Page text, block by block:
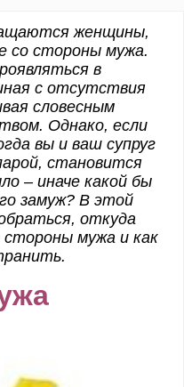
женщины,
со стороны мужа.
в
с отсутствия
словесным
Однако, если
вы и ваш супруг
становится
– иначе какой бы
замуж? В этой
откуда
стороны мужа и как